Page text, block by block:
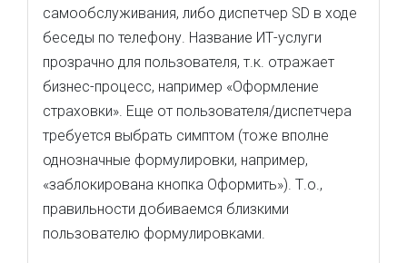
самообслуживания, либо диспетчер SD в ходе
беседы по телефону. Название ИТ-услуги
прозрачно для пользователя, т.к. отражает
бизнес-процесс, например «Оформление
страховки». Еще от пользователя/диспетчера
требуется выбрать симптом (тоже вполне
однозначные формулировки, например,
«заблокирована кнопка Оформить»). Т.о.,
правильности добиваемся близкими
пользователю формулировками.